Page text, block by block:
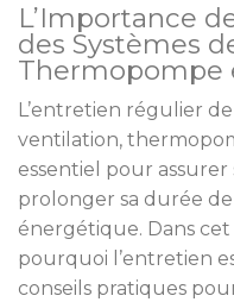
L’Importance
des Systèmes
Thermopompe
L’entretien régulier
ventilation,
essentiel pour
prolonger sa durée
énergétique. Dans
pourquoi l’entretien
conseils pratiques